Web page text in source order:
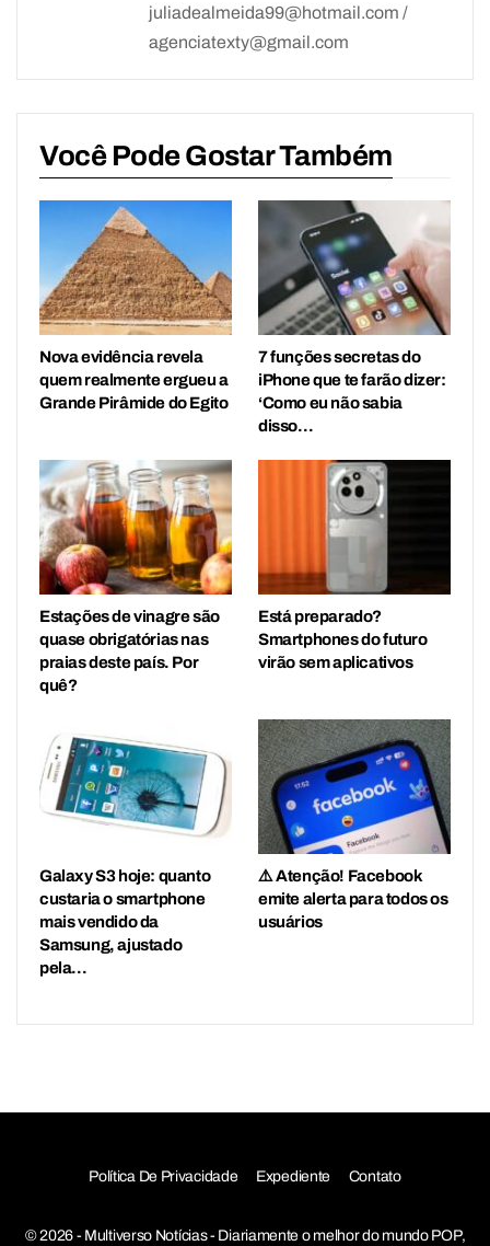
juliadealmeida99@hotmail.com /
agenciatexty@gmail.com
Você Pode Gostar Também
Nova evidência revela
quem realmente ergueu a
Grande Pirâmide do Egito
7 funções secretas do
iPhone que te farão dizer:
‘Como eu não sabia
disso…
Estações de vinagre são
quase obrigatórias nas
praias deste país. Por
quê?
Está preparado?
Smartphones do futuro
virão sem aplicativos
Galaxy S3 hoje: quanto
custaria o smartphone
mais vendido da
Samsung, ajustado
pela…
⚠️ Atenção! Facebook
emite alerta para todos os
usuários
Política De Privacidade Expediente Contato
© 2026 - Multiverso Notícias - Diariamente o melhor do mundo POP,